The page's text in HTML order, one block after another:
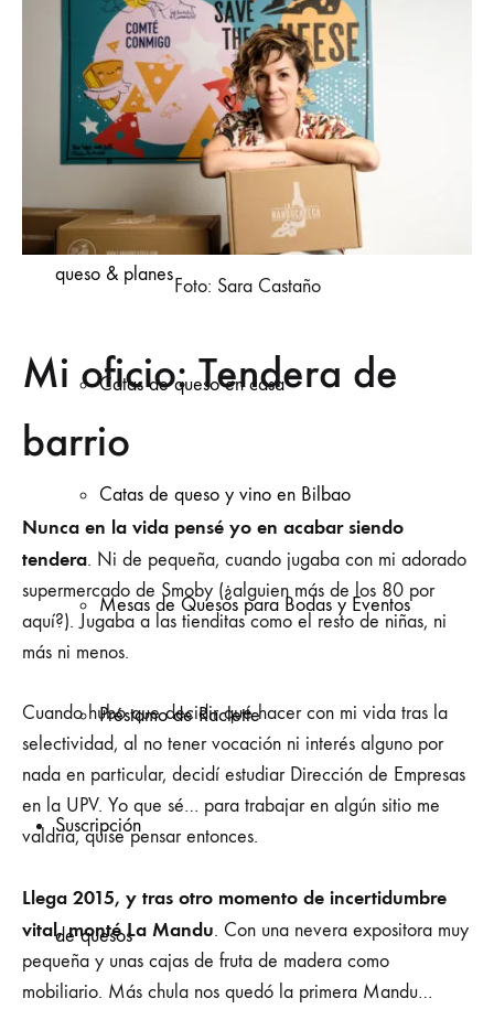
Tarjetas regalo gourmet
Catas de
queso & planes
Catas de queso en casa
Catas de queso y vino en Bilbao
Mesas de Quesos para Bodas y Eventos
Préstamo de Raclette
Suscripción
de quesos
Foto: Sara Castaño
Mi oficio: Tendera de
barrio
Nunca en la vida pensé yo en acabar siendo
tendera. Ni de pequeña, cuando jugaba con mi adorado
supermercado de Smoby (¿alguien más de los 80 por
aquí?). Jugaba a las tienditas como el resto de niñas, ni
más ni menos.
Cuando hubo que decidir qué hacer con mi vida tras la
selectividad, al no tener vocación ni interés alguno por
nada en particular, decidí estudiar Dirección de Empresas
en la UPV. Yo que sé… para trabajar en algún sitio me
valdría, quise pensar entonces.
Llega 2015, y tras otro momento de incertidumbre
vital, monté La Mandu. Con una nevera expositora muy
pequeña y unas cajas de fruta de madera como
mobiliario. Más chula nos quedó la primera Mandu…